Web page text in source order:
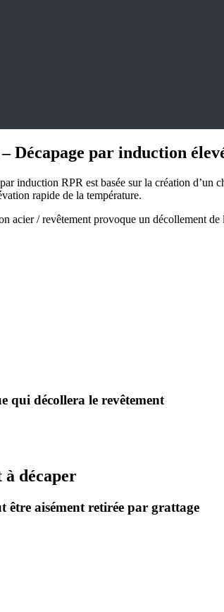
Décapage par induction
induction RPR est basée sur la création
rapide de la température.
acier / revêtement provoque un décollement
qui décollera le revêtement
à décaper
être aisément retirée par grattage